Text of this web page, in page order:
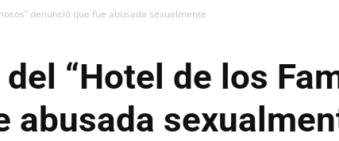
denunció que fue abusada sexualmente
“Hotel de los
abusada